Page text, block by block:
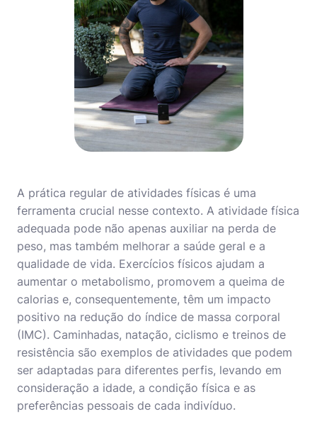
A prática regular de atividades físicas é uma
ferramenta crucial nesse contexto. A atividade física
adequada pode não apenas auxiliar na perda de
peso, mas também melhorar a saúde geral e a
qualidade de vida. Exercícios físicos ajudam a
aumentar o metabolismo, promovem a queima de
calorias e, consequentemente, têm um impacto
positivo na redução do índice de massa corporal
(IMC). Caminhadas, natação, ciclismo e treinos de
resistência são exemplos de atividades que podem
ser adaptadas para diferentes perfis, levando em
consideração a idade, a condição física e as
preferências pessoais de cada indivíduo.